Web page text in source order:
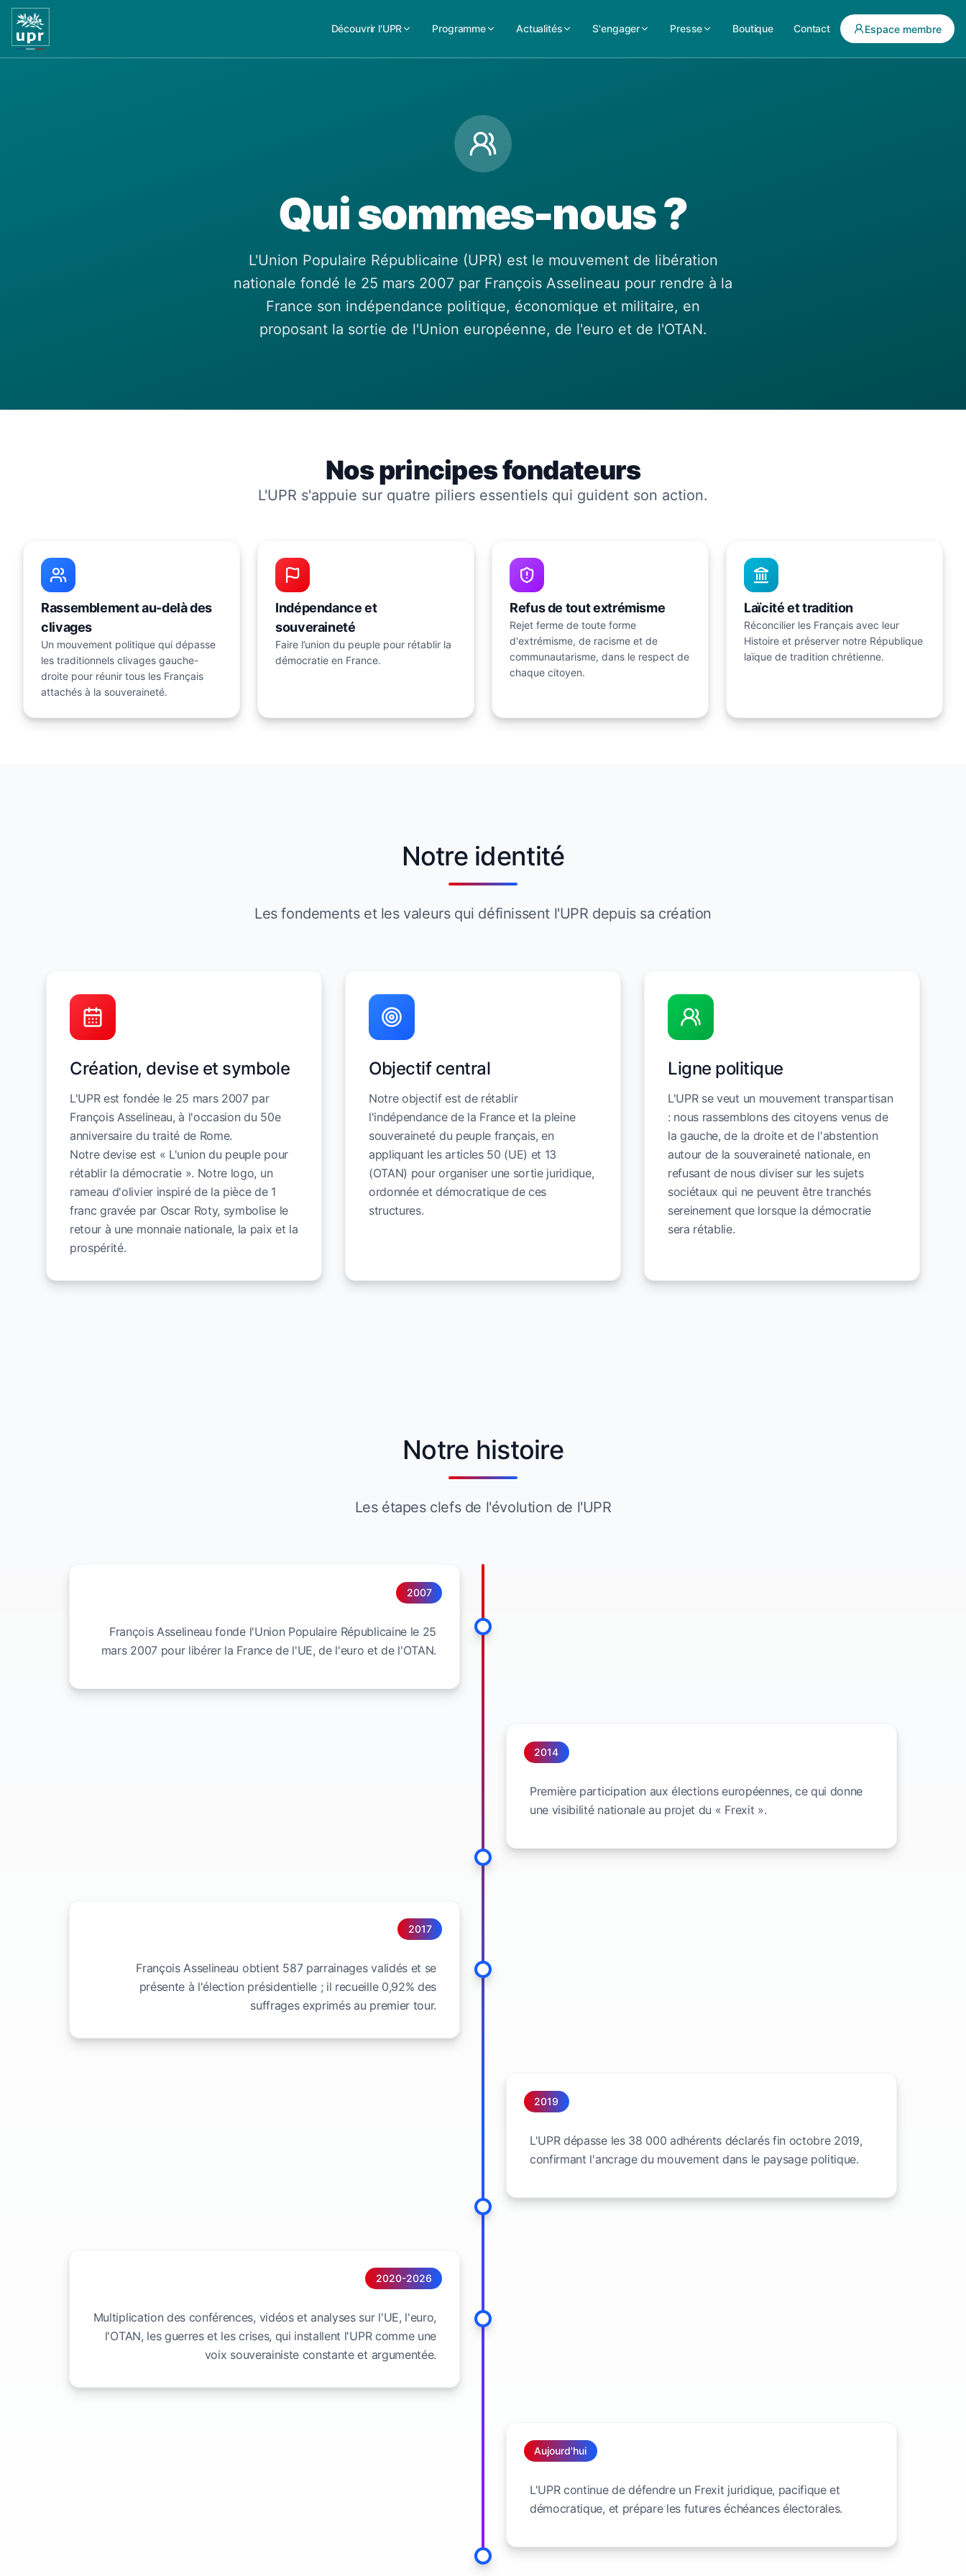
Découvrir l'UPR Programme Actualités S'engager Presse Boutique Contact Espace membre
Qui sommes-nous ?
L'Union Populaire Républicaine (UPR) est le mouvement de libération
nationale fondé le 25 mars 2007 par François Asselineau pour rendre à la
France son indépendance politique, économique et militaire, en
proposant la sortie de l'Union européenne, de l'euro et de l'OTAN.
Nos principes fondateurs
L'UPR s'appuie sur quatre piliers essentiels qui guident son action.
Rassemblement au-delà des
clivages
Un mouvement politique qui dépasse
les traditionnels clivages gauche-
droite pour réunir tous les Français
attachés à la souveraineté.
Indépendance et
souveraineté
Faire l’union du peuple pour rétablir la
démocratie en France.
Refus de tout extrémisme
Rejet ferme de toute forme
d'extrémisme, de racisme et de
communautarisme, dans le respect de
chaque citoyen.
Laïcité et tradition
Réconcilier les Français avec leur
Histoire et préserver notre République
laïque de tradition chrétienne.
Notre identité
Les fondements et les valeurs qui définissent l'UPR depuis sa création
Création, devise et symbole
L'UPR est fondée le 25 mars 2007 par
François Asselineau, à l'occasion du 50e
anniversaire du traité de Rome.
Notre devise est « L'union du peuple pour
rétablir la démocratie ». Notre logo, un
rameau d'olivier inspiré de la pièce de 1
franc gravée par Oscar Roty, symbolise le
retour à une monnaie nationale, la paix et la
prospérité.
Objectif central
Notre objectif est de rétablir
l'indépendance de la France et la pleine
souveraineté du peuple français, en
appliquant les articles 50 (UE) et 13
(OTAN) pour organiser une sortie juridique,
ordonnée et démocratique de ces
structures.
Ligne politique
L'UPR se veut un mouvement transpartisan
: nous rassemblons des citoyens venus de
la gauche, de la droite et de l'abstention
autour de la souveraineté nationale, en
refusant de nous diviser sur les sujets
sociétaux qui ne peuvent être tranchés
sereinement que lorsque la démocratie
sera rétablie.
Notre histoire
Les étapes clefs de l'évolution de l'UPR
2007
François Asselineau fonde l'Union Populaire Républicaine le 25
mars 2007 pour libérer la France de l'UE, de l'euro et de l'OTAN.
2014
Première participation aux élections européennes, ce qui donne
une visibilité nationale au projet du « Frexit ».
2017
François Asselineau obtient 587 parrainages validés et se
présente à l'élection présidentielle ; il recueille 0,92% des
suffrages exprimés au premier tour.
2019
L'UPR dépasse les 38 000 adhérents déclarés fin octobre 2019,
confirmant l'ancrage du mouvement dans le paysage politique.
2020-2026
Multiplication des conférences, vidéos et analyses sur l'UE, l'euro,
l'OTAN, les guerres et les crises, qui installent l'UPR comme une
voix souverainiste constante et argumentée.
Aujourd'hui
L'UPR continue de défendre un Frexit juridique, pacifique et
démocratique, et prépare les futures échéances électorales.